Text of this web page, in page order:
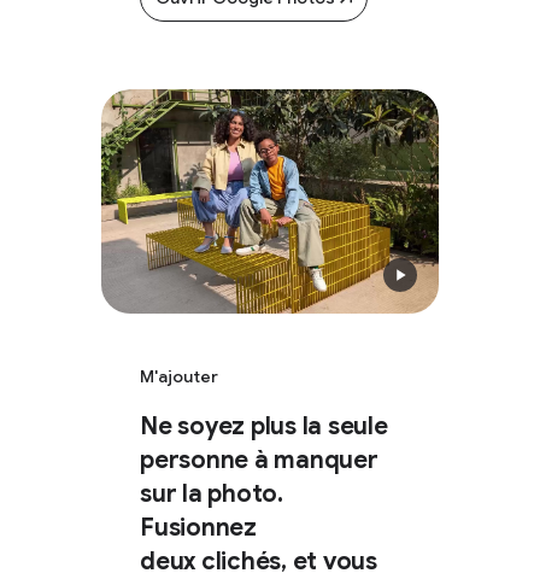
M'ajouter
Ne soyez plus la seule
personne à manquer
sur la photo.
Fusionnez
deux clichés, et vous